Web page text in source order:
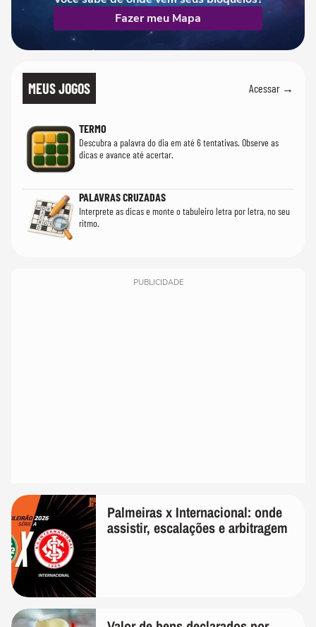
Fazer meu Mapa
MEUS JOGOS Acessar →
TERMO
Descubra a palavra do dia em até 6 tentativas. Observe as
dicas e avance até acertar.
PALAVRAS CRUZADAS
Interprete as dicas e monte o tabuleiro letra por letra, no seu
ritmo.
PUBLICIDADE
Palmeiras x Internacional: onde
assistir, escalações e arbitragem